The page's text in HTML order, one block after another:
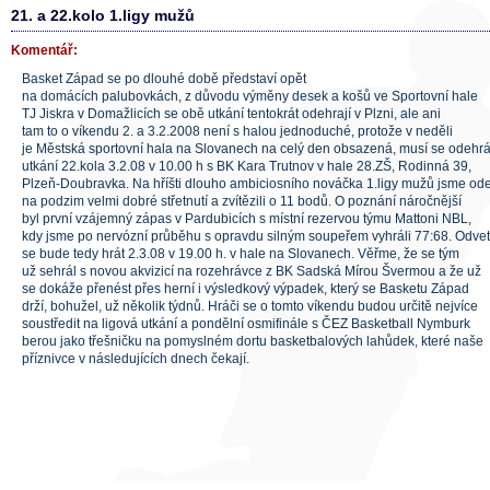
21. a 22.kolo 1.ligy mužů
Komentář:
Basket Západ se po dlouhé době představí opět
na domácích palubovkách, z důvodu výměny desek a košů ve Sportovní hale
TJ Jiskra v Domažlicích se obě utkání tentokrát odehrají v Plzni, ale ani
tam to o víkendu 2. a 3.2.2008 není s halou jednoduché, protože v neděli
je Městská sportovní hala na Slovanech na celý den obsazená, musí se
utkání 22.kola 3.2.08 v 10.00 h s BK Kara Trutnov v hale 28.ZŠ, Rodinná 39,
Plzeň-Doubravka. Na hříšti dlouho ambiciosního nováčka 1.ligy mužů jsme
na podzim velmi dobré střetnutí a zvítězili o 11 bodů. O poznání náročnější
byl první vzájemný zápas v Pardubicích s místní rezervou týmu Mattoni NBL,
kdy jsme po nervózní průběhu s opravdu silným soupeřem vyhráli 77:68.
se bude tedy hrát 2.3.08 v 19.00 h. v hale na Slovanech. Věřme, že se tým
už sehrál s novou akvizicí na rozehrávce z BK Sadská Mírou Švermou a že už
se dokáže přenést přes herní i výsledkový výpadek, který se Basketu Západ
drží, bohužel, už několik týdnů. Hráči se o tomto víkendu budou určitě nejvíce
soustředit na ligová utkání a pondělní osmifinále s ČEZ Basketball Nymburk
berou jako třešničku na pomyslném dortu basketbalových lahůdek, které naše
příznivce v následujících dnech čekají.